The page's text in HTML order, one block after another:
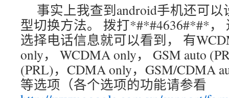
事实上我查到android手机还可
型切换方法。 拨打*#*#4636#*#*，
选择电话信息就可以看到， 有
only， WCDMA only， GSM auto
(PRL)，CDMA only，GSM/CDMA
等选项（各个选项的功能请参看